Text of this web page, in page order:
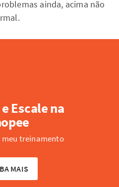
ainda, acima não
Escale na
meu treinamento
MAIS